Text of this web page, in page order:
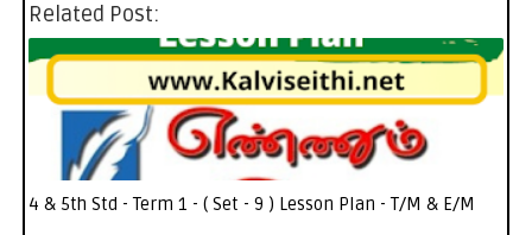
Related Post:
4 & 5th Std - Term 1 - ( Set - 9 ) Lesson Plan - T/M & E/M